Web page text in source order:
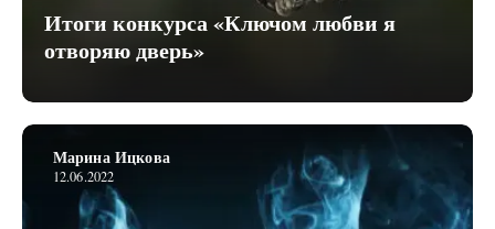
Итоги конкурса «Ключом любви я
отворяю дверь»
Марина Ицкова
12.06.2022